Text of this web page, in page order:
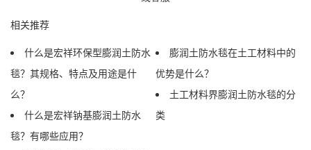
相关推荐
什么是宏祥环保型膨润土防水
毯？其规格、特点及用途是什
么？
什么是宏祥钠基膨润土防水
毯？有哪些应用？
膨润土防水毯在土工材料中的
优势是什么？
土工材料界膨润土防水毯的分
类